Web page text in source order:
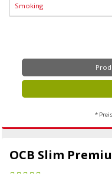
Smoking
*
OCB Slim